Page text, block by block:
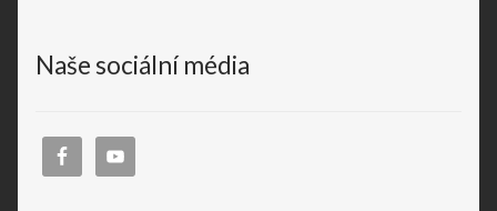
Naše sociální média